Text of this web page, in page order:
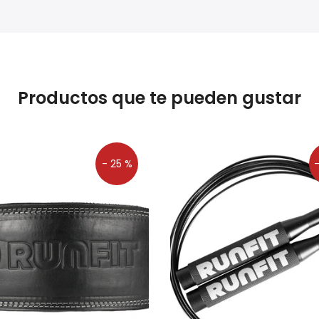
Productos que te pueden gustar
- 25 %